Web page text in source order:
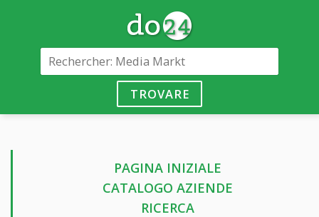
TROVARE
PAGINA INIZIALE
CATALOGO AZIENDE
RICERCA